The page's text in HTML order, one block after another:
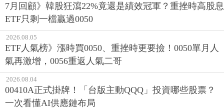
7月回顧》韓股狂瀉22%竟還是績效冠軍？重挫時高股息
ETF只剩一檔贏過0050
2026.08.05
ETF人氣榜》漲時買0050、重挫時更要撿！0050單月人
氣再激增，0056重返人氣二哥
2026.08.04
00410A正式掛牌！「台版主動QQQ」投資哪些股票？
一次看懂AI供應鏈布局